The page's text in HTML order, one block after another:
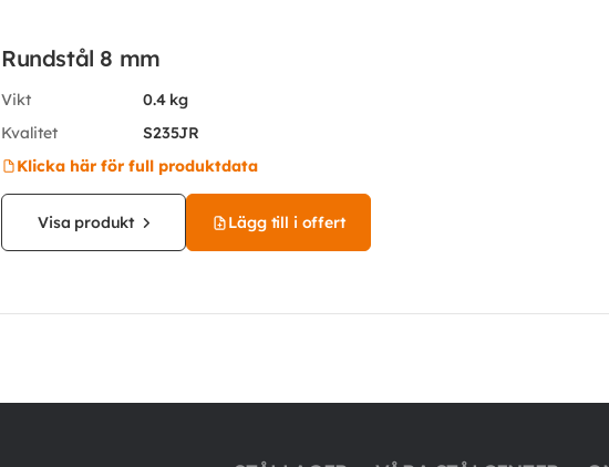
Rundstål 8 mm
Vikt
0.4 kg
Kvalitet
S235JR
Klicka här för full produktdata
Visa produkt Lägg till i offert